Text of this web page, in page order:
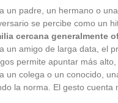
un padre, un hermano o
se percibe como un
cercana generalmente
un amigo de larga data, el
permite apuntar más
un colega o un conocido,
la norma. El gesto cuenta